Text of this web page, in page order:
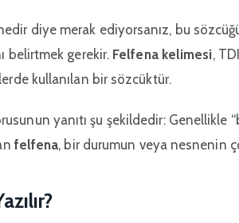
diye merak ediyorsanız, bu
belirtmek gerekir. Felfena kelimesi,
kullanılan bir sözcüktür.
yanıtı şu şekildedir: Genellikle
felfena, bir durumun veya nesnenin